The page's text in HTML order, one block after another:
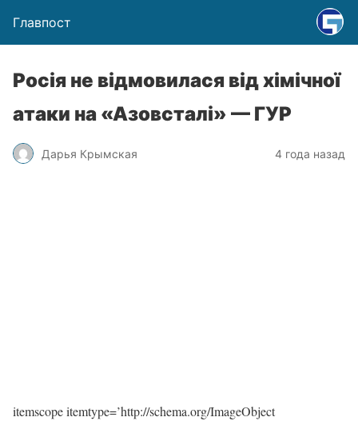
Главпост
Росія не відмовилася від хімічної
атаки на «Азовсталі» — ГУР
Дарья Крымская 4 года назад
itemscope itemtype=’http://schema.org/ImageObject